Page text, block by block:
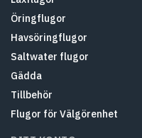
Öringflugor
Havsöringflugor
Saltwater flugor
Gädda
Tillbehör
Flugor för Välgörenhet